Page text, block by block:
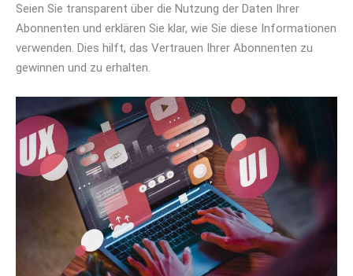
Seien Sie transparent über die Nutzung der Daten Ihrer
Abonnenten und erklären Sie klar, wie Sie diese Informationen
verwenden. Dies hilft, das Vertrauen Ihrer Abonnenten zu
gewinnen und zu erhalten.